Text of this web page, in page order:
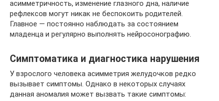
асимметричность, изменение глазного дна, наличие
рефлексов могут никак не беспокоить родителей.
Главное — постоянно наблюдать за состоянием
младенца и регулярно выполнять нейросонографию.
Симптоматика и диагностика нарушения
У взрослого человека асимметрия желудочков редко
вызывает симптомы. Однако в некоторых случаях
данная аномалия может вызвать такие симптомы: